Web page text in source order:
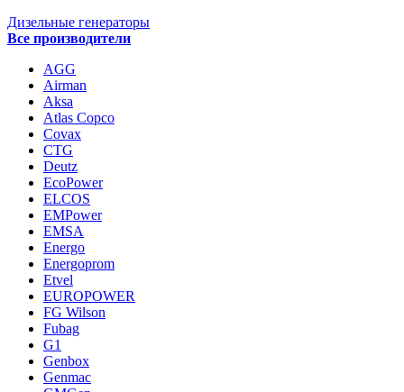
Дизельные генераторы
Все производители
AGG
Airman
Aksa
Atlas Copco
Covax
CTG
Deutz
EcoPower
ELCOS
EMPower
EMSA
Energo
Energoprom
Etvel
EUROPOWER
FG Wilson
Fubag
G1
Genbox
Genmac